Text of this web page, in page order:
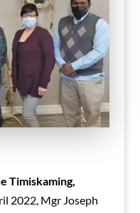
Timiskaming,
2022, Mgr Joseph